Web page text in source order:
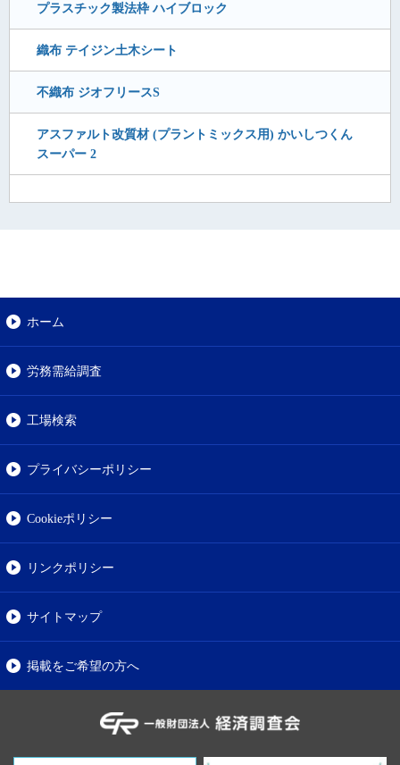
プラスチック製法枠 ハイブロック
織布 テイジン土木シート
不織布 ジオフリースS
アスファルト改質材 (プラントミックス用) かいしつくん
スーパー 2
ホーム
労務需給調査
工場検索
プライバシーポリシー
Cookieポリシー
リンクポリシー
サイトマップ
掲載をご希望の方へ